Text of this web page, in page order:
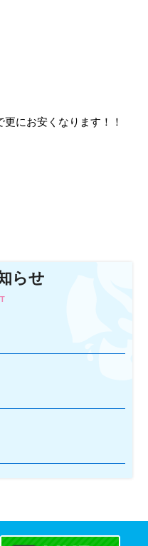
らせ
にお安くなります！！